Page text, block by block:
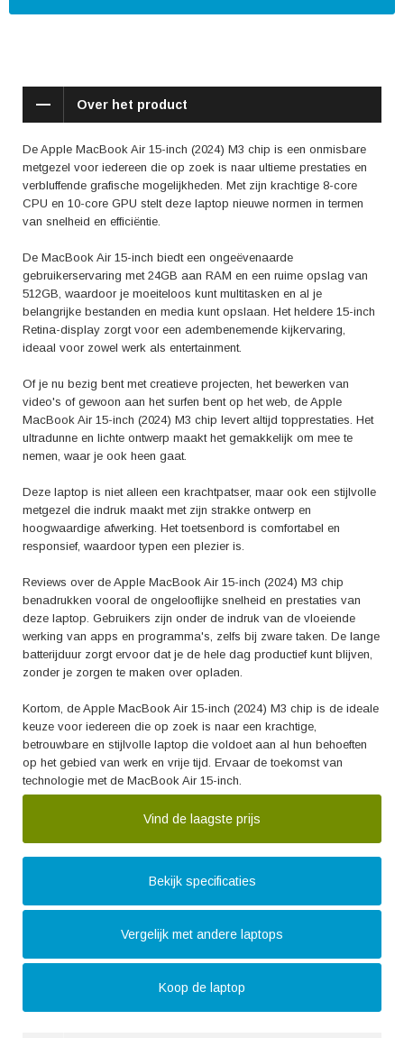
ervoor dat je de hele dag productief kunt blijven, zonder je zorgen te
Kortom, de Apple MacBook Air 15-inch (2024) M3 chip is de ideale
keuze voor iedereen die op zoek is naar een krachtige, betrouwbare en
stijlvolle laptop die voldoet aan al hun behoeften op het gebied van
werk en vrije tijd. Ervaar de toekomst van technologie met de MacBook
Over het product
De Apple MacBook Air 15-inch (2024) M3 chip is een onmisbare
metgezel voor iedereen die op zoek is naar ultieme prestaties en
verbluffende grafische mogelijkheden. Met zijn krachtige 8-core
CPU en 10-core GPU stelt deze laptop nieuwe normen in termen
van snelheid en efficiëntie.
De MacBook Air 15-inch biedt een ongeëvenaarde
gebruikerservaring met 24GB aan RAM en een ruime opslag van
512GB, waardoor je moeiteloos kunt multitasken en al je
belangrijke bestanden en media kunt opslaan. Het heldere 15-inch
Retina-display zorgt voor een adembenemende kijkervaring,
ideaal voor zowel werk als entertainment.
Of je nu bezig bent met creatieve projecten, het bewerken van
video's of gewoon aan het surfen bent op het web, de Apple
MacBook Air 15-inch (2024) M3 chip levert altijd topprestaties. Het
ultradunne en lichte ontwerp maakt het gemakkelijk om mee te
nemen, waar je ook heen gaat.
Deze laptop is niet alleen een krachtpatser, maar ook een stijlvolle
metgezel die indruk maakt met zijn strakke ontwerp en
hoogwaardige afwerking. Het toetsenbord is comfortabel en
responsief, waardoor typen een plezier is.
Reviews over de Apple MacBook Air 15-inch (2024) M3 chip
benadrukken vooral de ongelooflijke snelheid en prestaties van
deze laptop. Gebruikers zijn onder de indruk van de vloeiende
werking van apps en programma's, zelfs bij zware taken. De lange
batterijduur zorgt ervoor dat je de hele dag productief kunt blijven,
zonder je zorgen te maken over opladen.
Kortom, de Apple MacBook Air 15-inch (2024) M3 chip is de ideale
keuze voor iedereen die op zoek is naar een krachtige,
betrouwbare en stijlvolle laptop die voldoet aan al hun behoeften
op het gebied van werk en vrije tijd. Ervaar de toekomst van
technologie met de MacBook Air 15-inch.
Vind de laagste prijs
Bekijk specificaties
Vergelijk met andere laptops
Koop de laptop